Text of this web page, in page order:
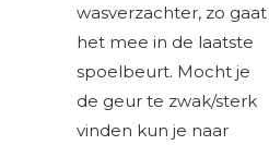
wasverzachter, zo gaat
het mee in de laatste
spoelbeurt. Mocht je
de geur te zwak/sterk
vinden kun je naar